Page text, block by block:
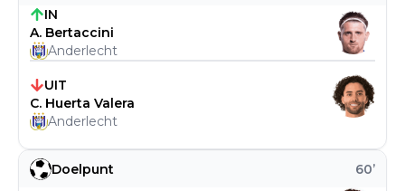
Doelpunt 60’
IN
A. Bertaccini
Anderlecht
UIT
C. Huerta Valera
Anderlecht